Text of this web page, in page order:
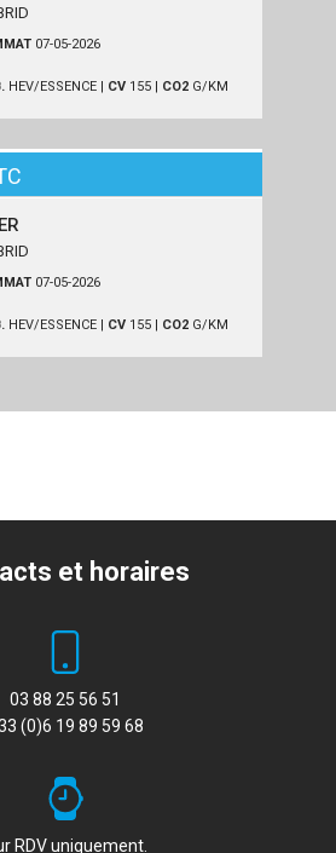
07-05-2026
HEV/ESSENCE| CV 155| CO2 G/KM
07-05-2026
HEV/ESSENCE| CV 155| CO2 G/KM
et horaires
03 88 25 56 51
(0)6 19 89 59 68
RDV uniquement.